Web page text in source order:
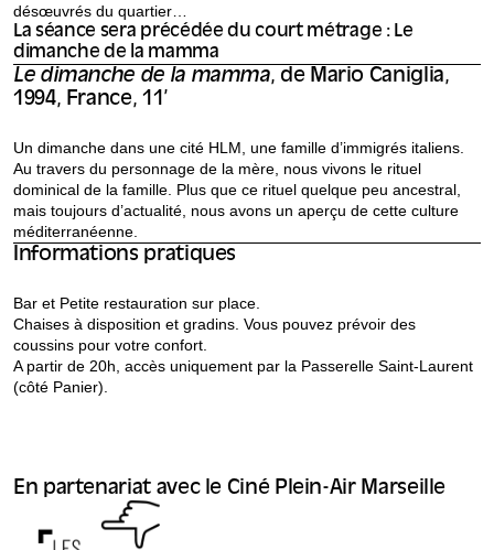
désœuvrés du quartier…
La séance sera précédée du court métrage : Le
dimanche de la mamma
Le dimanche de la mamma, de Mario Caniglia,
1994, France, 11’
Un dimanche dans une cité HLM, une famille d’immigrés italiens.
Au travers du personnage de la mère, nous vivons le rituel
dominical de la famille. Plus que ce rituel quelque peu ancestral,
mais toujours d’actualité, nous avons un aperçu de cette culture
méditerranéenne.
Informations pratiques
Bar et Petite restauration sur place.
Chaises à disposition et gradins. Vous pouvez prévoir des
coussins pour votre confort.
A partir de 20h, accès uniquement par la Passerelle Saint-Laurent
(côté Panier).
En partenariat avec le Ciné Plein-Air Marseille